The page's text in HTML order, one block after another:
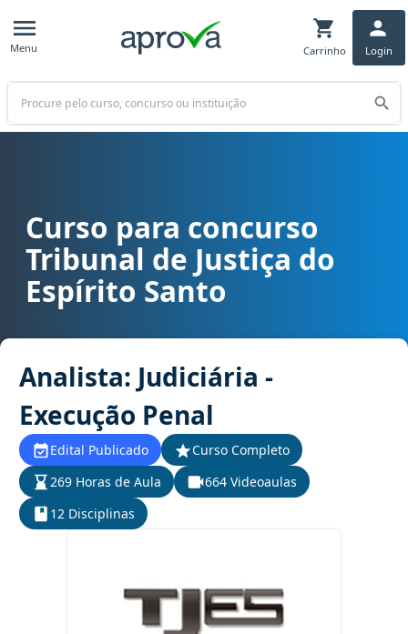
Menu Carrinho Login
Buscar
Curso para concurso TJ ES - Tribunal de Justiça do Espírito Santo
Curso para concurso
Tribunal de Justiça do
Espírito Santo
Analista: Judiciária -
Execução Penal
Edital Publicado
Curso Completo
269 Horas de Aula
664 Videoaulas
12 Disciplinas